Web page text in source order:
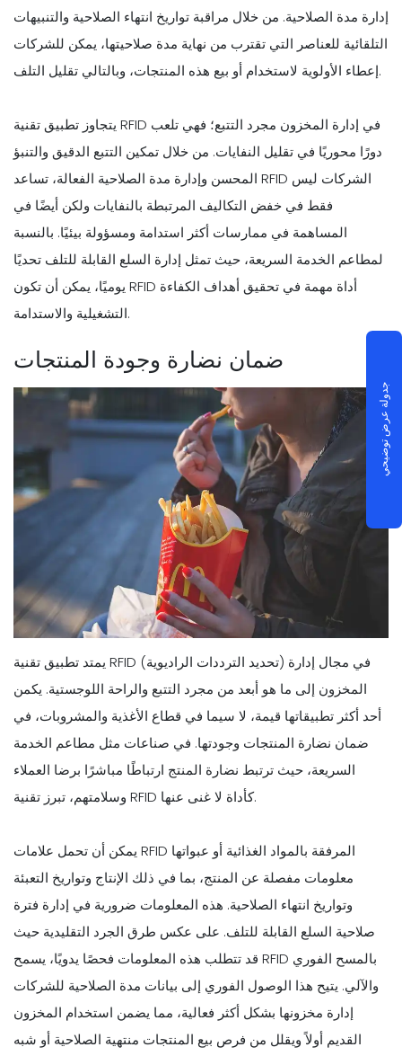
إدارة مدة الصلاحية. من خلال مراقبة تواريخ انتهاء الصلاحية والتنبيهات
التلقائية للعناصر التي تقترب من نهاية مدة صلاحيتها، يمكن للشركات
إعطاء الأولوية لاستخدام أو بيع هذه المنتجات، وبالتالي تقليل التلف.
يتجاوز تطبيق تقنية RFID في إدارة المخزون مجرد التتبع؛ فهي تلعب
دورًا محوريًا في تقليل النفايات. من خلال تمكين التتبع الدقيق والتنبؤ
المحسن وإدارة مدة الصلاحية الفعالة، تساعد RFID الشركات ليس
فقط في خفض التكاليف المرتبطة بالنفايات ولكن أيضًا في
المساهمة في ممارسات أكثر استدامة ومسؤولة بيئيًا. بالنسبة
لمطاعم الخدمة السريعة، حيث تمثل إدارة السلع القابلة للتلف تحديًا
يوميًا، يمكن أن تكون RFID أداة مهمة في تحقيق أهداف الكفاءة
التشغيلية والاستدامة.
ضمان نضارة وجودة المنتجات
يمتد تطبيق تقنية RFID (تحديد الترددات الراديوية) في مجال إدارة
المخزون إلى ما هو أبعد من مجرد التتبع والراحة اللوجستية. يكمن
أحد أكثر تطبيقاتها قيمة، لا سيما في قطاع الأغذية والمشروبات، في
ضمان نضارة المنتجات وجودتها. في صناعات مثل مطاعم الخدمة
السريعة، حيث ترتبط نضارة المنتج ارتباطًا مباشرًا برضا العملاء
وسلامتهم، تبرز تقنية RFID كأداة لا غنى عنها.
يمكن أن تحمل علامات RFID المرفقة بالمواد الغذائية أو عبواتها
معلومات مفصلة عن المنتج، بما في ذلك الإنتاج وتواريخ التعبئة
وتواريخ انتهاء الصلاحية. هذه المعلومات ضرورية في إدارة فترة
صلاحية السلع القابلة للتلف. على عكس طرق الجرد التقليدية حيث
قد تتطلب هذه المعلومات فحصًا يدويًا، يسمح RFID بالمسح الفوري
والآلي. يتيح هذا الوصول الفوري إلى بيانات مدة الصلاحية للشركات
إدارة مخزونها بشكل أكثر فعالية، مما يضمن استخدام المخزون
القديم أولاً ويقلل من فرص بيع المنتجات منتهية الصلاحية أو شبه
جدولة عرض توضيحي